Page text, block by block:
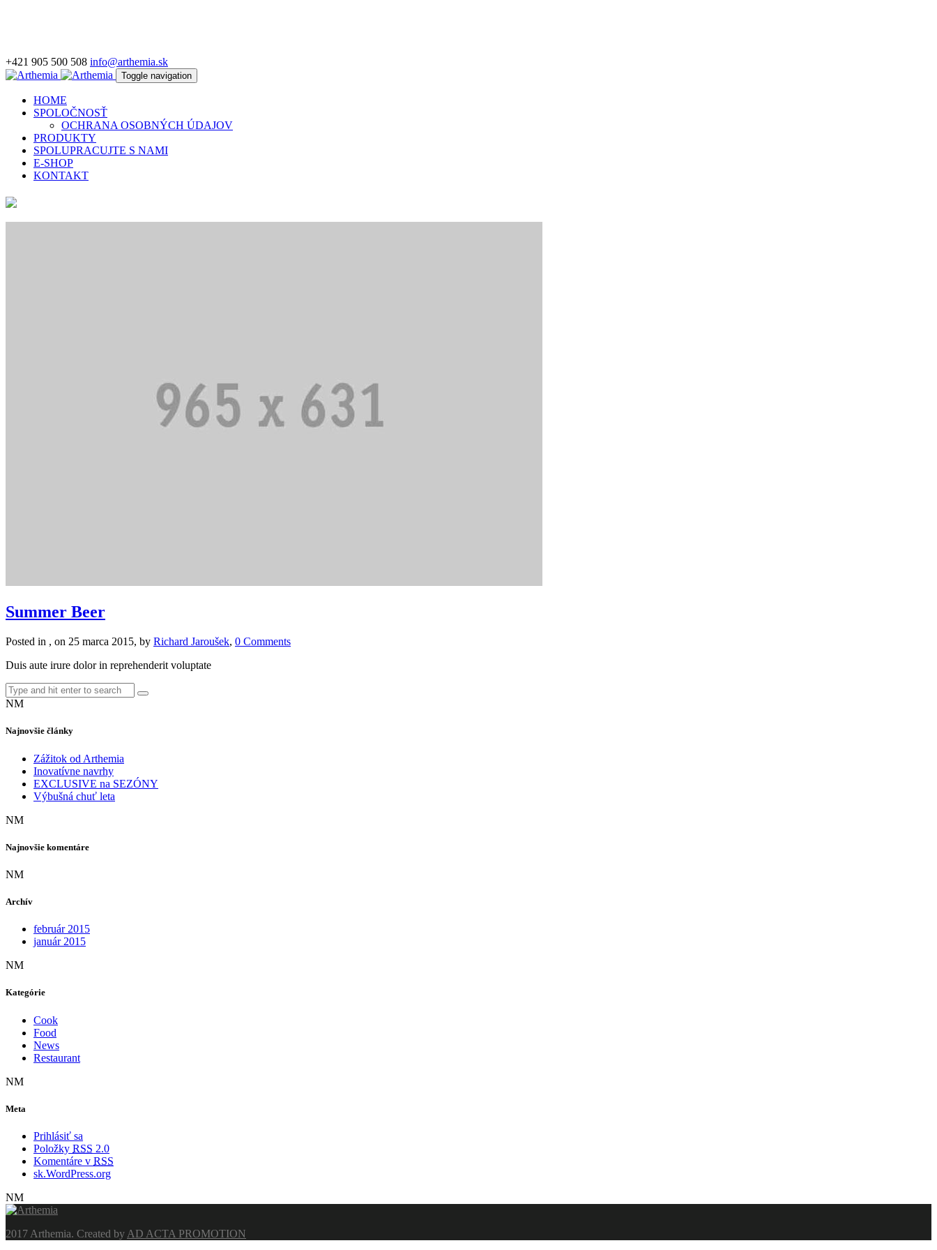
+421 905 500 508 info@arthemia.sk
Toggle navigation
HOME
SPOLOČNOSŤ
OCHRANA OSOBNÝCH ÚDAJOV
PRODUKTY
SPOLUPRACUJTE S NAMI
E-SHOP
KONTAKT
Summer Beer
Posted in , on 25 marca 2015, by Richard Jaroušek, 0 Comments
Duis aute irure dolor in reprehenderit voluptate
NM
Najnovšie články
Zážitok od Arthemia
Inovatívne navrhy
EXCLUSIVE na SEZÓNY
Výbušná chuť leta
NM
Najnovšie komentáre
NM
Archív
február 2015
január 2015
NM
Kategórie
Cook
Food
News
Restaurant
NM
Meta
Prihlásiť sa
Položky RSS 2.0
Komentáre v RSS
sk.WordPress.org
NM
2017 Arthemia. Created by AD ACTA PROMOTION